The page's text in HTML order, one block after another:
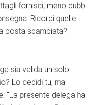
fornisci, meno dubbi
Ricordi quelle
posta scambiata?
sia valida un solo
Lo decidi tu, ma
“La presente delega ha